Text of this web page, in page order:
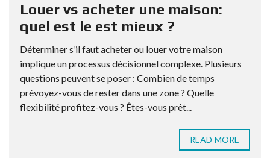
Louer vs acheter une maison:
quel est le est mieux ?
Déterminer s’il faut acheter ou louer votre maison
implique un processus décisionnel complexe. Plusieurs
questions peuvent se poser : Combien de temps
prévoyez-vous de rester dans une zone ? Quelle
flexibilité profitez-vous ? Êtes-vous prêt...
READ MORE